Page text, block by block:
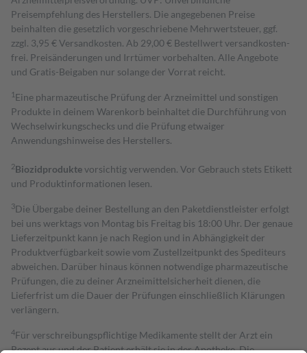
Preisempfehlung des Herstellers. Die angegebenen Preise
beinhalten die gesetzlich vorgeschriebene Mehrwertsteuer, ggf.
zzgl. 3,95 € Versandkosten. Ab 29,00 € Bestell­wert versand­kosten­
frei. Preisänderungen und Irrtümer vorbehalten. Alle Angebote
und Gratis-Beigaben nur solange der Vorrat reicht.
1 Eine pharmazeutische Prüfung der Arzneimittel und sonstigen
Produkte in deinem Warenkorb beinhaltet die Durchführung von
Wechselwirkungschecks und die Prüfung etwaiger
Anwendungshinweise des Herstellers.
2Biozidproduktevorsichtig verwenden. Vor Gebrauch stets Etikett
und Produktinformationen lesen.
3Die Übergabe deiner Bestellung an den Paketdienstleister erfolgt
bei uns werktags von Montag bis Freitag bis 18:00 Uhr. Der genaue
Lieferzeitpunkt kann je nach Region und in Abhängigkeit der
Produktverfügbarkeit sowie vom Zustellzeitpunkt des Spediteurs
abweichen. Darüber hinaus können notwendige pharmazeutische
Prüfungen, die zu deiner Arzneimittelsicherheit dienen, die
Lieferfrist um die Dauer der Prüfungen einschließlich Klärungen
verlängern.
4Für verschreibungspflichtige Medikamente stellt der Arzt ein
Rezept aus und der Patient erhält sie in der Apotheke. Die